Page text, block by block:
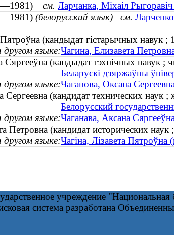
см. Ларчанка, Міхаіл
(белорусский язык) см.
Пятроўна (кандыдат гістарычных навук
языке:Чагина, Елизавета
Сяргееўна (кандыдат тэхнічных навук ;
Беларускі дзяржаўны
языке:Чаганова, Оксана
Сергеевна (кандидат технических
Белорусский
языке:Чаганава, Аксана
Петровна (кандидат исторических
языке:Чагіна, Лізавета
учреждение
система разработана